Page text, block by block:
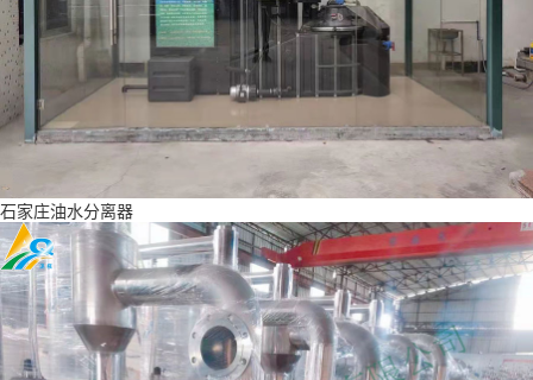
石家庄油水分离器